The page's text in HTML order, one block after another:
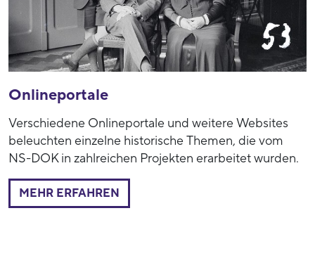
Onlineportale
Verschiedene Onlineportale und weitere Websites
beleuchten einzelne historische Themen, die vom
NS-DOK in zahlreichen Projekten erarbeitet wurden.
MEHR ERFAHREN